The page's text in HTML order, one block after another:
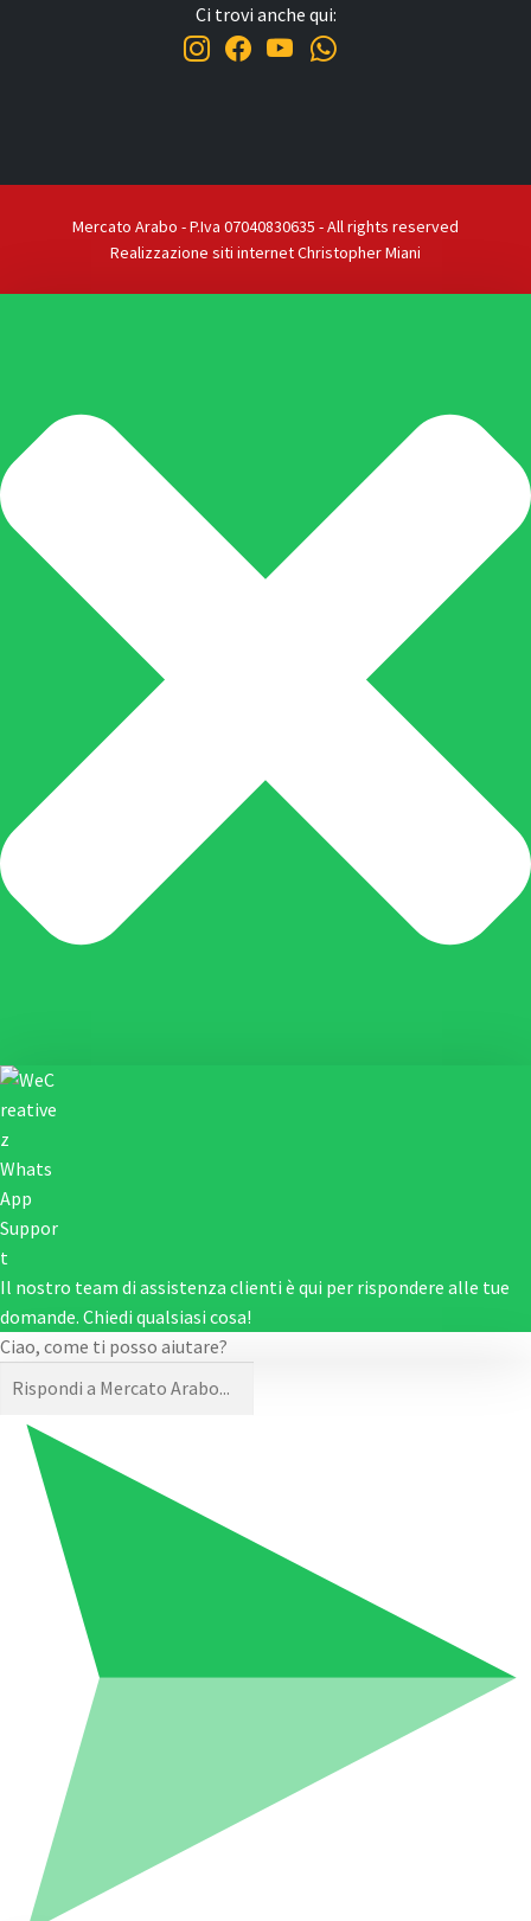
Ci trovi anche qui:
Mercato Arabo - P.Iva 07040830635 - All rights reserved
Realizzazione siti internet Christopher Miani
Il nostro team di assistenza clienti è qui per rispondere alle tue
domande. Chiedi qualsiasi cosa!
Ciao, come ti posso aiutare?